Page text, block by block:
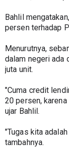
Bahlil
persen terhadap
Menurutnya,
dalam negeri ada
juta unit.
"Cuma credit
20 persen,
ujar Bahlil.
"Tugas kita
tambahnya.